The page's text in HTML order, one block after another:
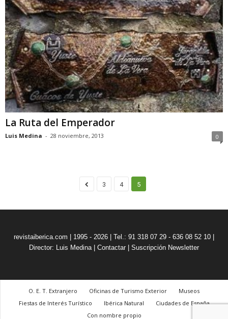
La Ruta del Emperador
Luis Medina - 28 noviembre, 2013 0
3 4 5
revistaiberica.com | 1995 - 2026 | Tel.: 91 318 07 29 - 636 08 52 10 |
Director: Luis Medina| Contactar Suscripción Newsletter
O. E. T. Extranjero Oficinas de Turismo Exterior
Museos
Fiestas de Interés Turístico
Ibérica Natural
Ciudades de España
Con nombre propio